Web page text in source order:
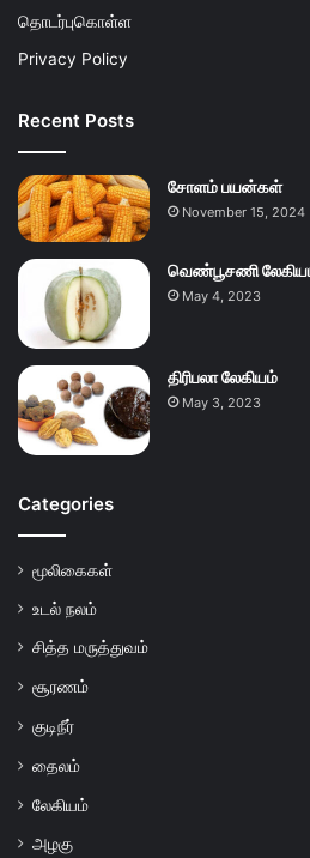
தொடர்புகொள்ள
Privacy Policy
Recent Posts
சோளம் பயன்கள்
November 15, 2024
வெண்பூசணி
May 4, 2023
திரிபலா லேகியம்
May 3, 2023
Categories
மூலிகைகள்
உடல் நலம்
சித்த மருத்துவம்
சூரணம்
குடிநீர்
தைலம்
லேகியம்
அழகு